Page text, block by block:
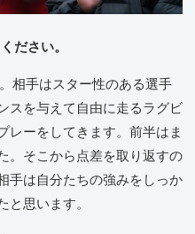
ださい。
相手はスター性のある選手
スを与えて自由に走るラグビ
レーをしてきます。前半はま
。そこから点差を取り返すの
手は自分たちの強みをしっか
と思います。